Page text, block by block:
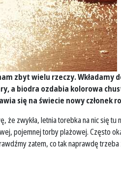
zbyt wielu rzeczy.
a biodra ozdabia kolorowa
się na świecie nowy
że zwykła, letnia torebka na nic
pojemnej torby plażowej. Często
zatem, co tak naprawdę trzeba